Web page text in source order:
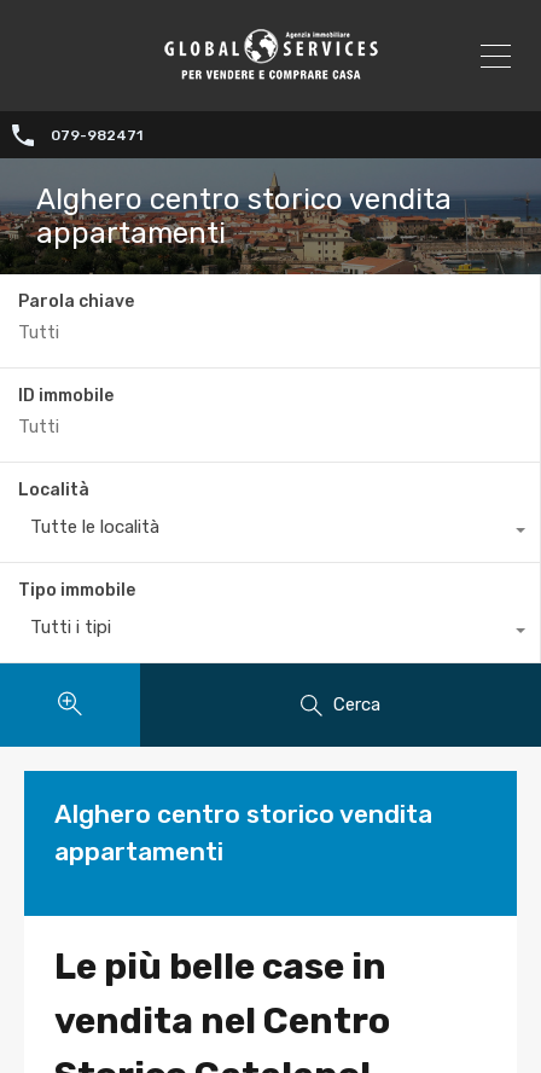
079-982471
Alghero centro storico vendita
appartamenti
Parola chiave
ID immobile
Località
Tutte le località
Tipo immobile
Tutti i tipi
Cerca
Alghero centro storico vendita
appartamenti
Le più belle case in
vendita nel Centro